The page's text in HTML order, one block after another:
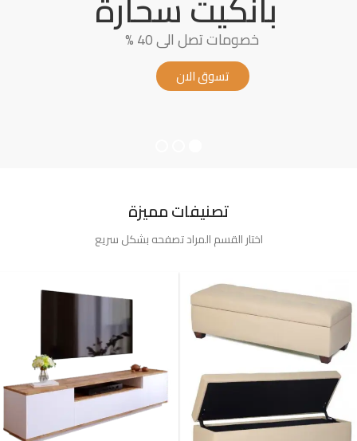
تسوق الان
خصومات تصل الى 40 %
تصنيفات مميزة
اختار القسم المراد تصفحه بشكل سريع